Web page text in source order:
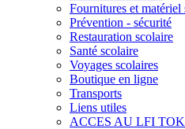
Fournitures et matériel
Prévention - sécurité
Restauration scolaire
Santé scolaire
Voyages scolaires
Boutique en ligne
Transports
Liens utiles
ACCES AU LFI